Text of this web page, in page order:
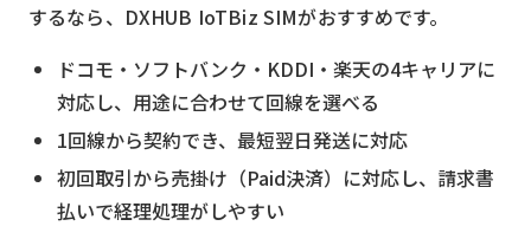
するなら、DXHUB IoTBiz SIMがおすすめです。
ドコモ・ソフトバンク・KDDI・楽天の4キャリアに
対応し、用途に合わせて回線を選べる
1回線から契約でき、最短翌日発送に対応
初回取引から売掛け（Paid決済）に対応し、請求書
払いで経理処理がしやすい